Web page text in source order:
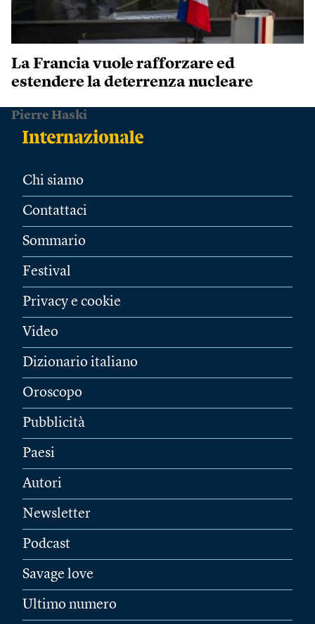
La Francia vuole rafforzare ed
estendere la deterrenza nucleare
Pierre Haski
Chi siamo
Contattaci
Sommario
Festival
Privacy e cookie
Video
Dizionario italiano
Oroscopo
Pubblicità
Paesi
Autori
Newsletter
Podcast
Savage love
Ultimo numero